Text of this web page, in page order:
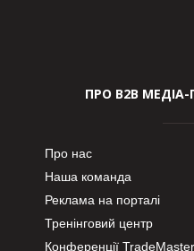
ПРО В2В МЕДІА-
Про нас
Наша команда
Реклама на порталі
Тренінговий центр
Конференції TradeMaster